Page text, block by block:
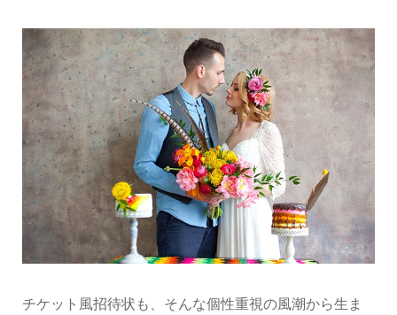
チケット風招待状も、そんな個性重視の風潮から生ま